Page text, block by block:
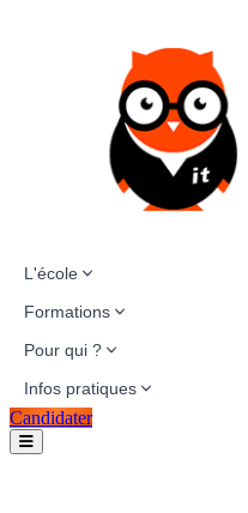
L'école
Formations
Pour qui ?
Infos pratiques
Candidater